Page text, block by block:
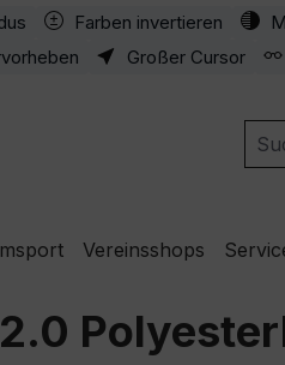
Farben invertieren
Großer Cursor
Vereinsshops